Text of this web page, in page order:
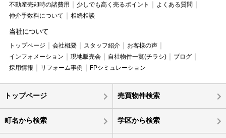
不動産売却時の諸費用
少しでも高く売るポイント
よくある質問
仲介手数料について
相続相談
当社について
トップページ 会社概要 スタッフ紹介
お客様の声
インフォメーション
現地販売会 自社物件一覧(チラシ)
ブログ
採用情報
リフォーム事例 FPシミュレーション
トップページ 売買物件検索
町名から検索 学区から検索